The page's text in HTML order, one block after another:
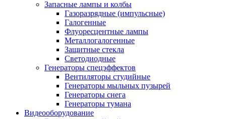
Запасные лампы и колбы
Газоразрядные (импульсные)
Галогенные
Флуоресцентные лампы
Металлогалогенные
Защитные стекла
Светодиодные
Генераторы спецэффектов
Вентиляторы студийные
Генераторы мыльных пузырей
Генераторы снега
Генераторы тумана
Видеооборудование